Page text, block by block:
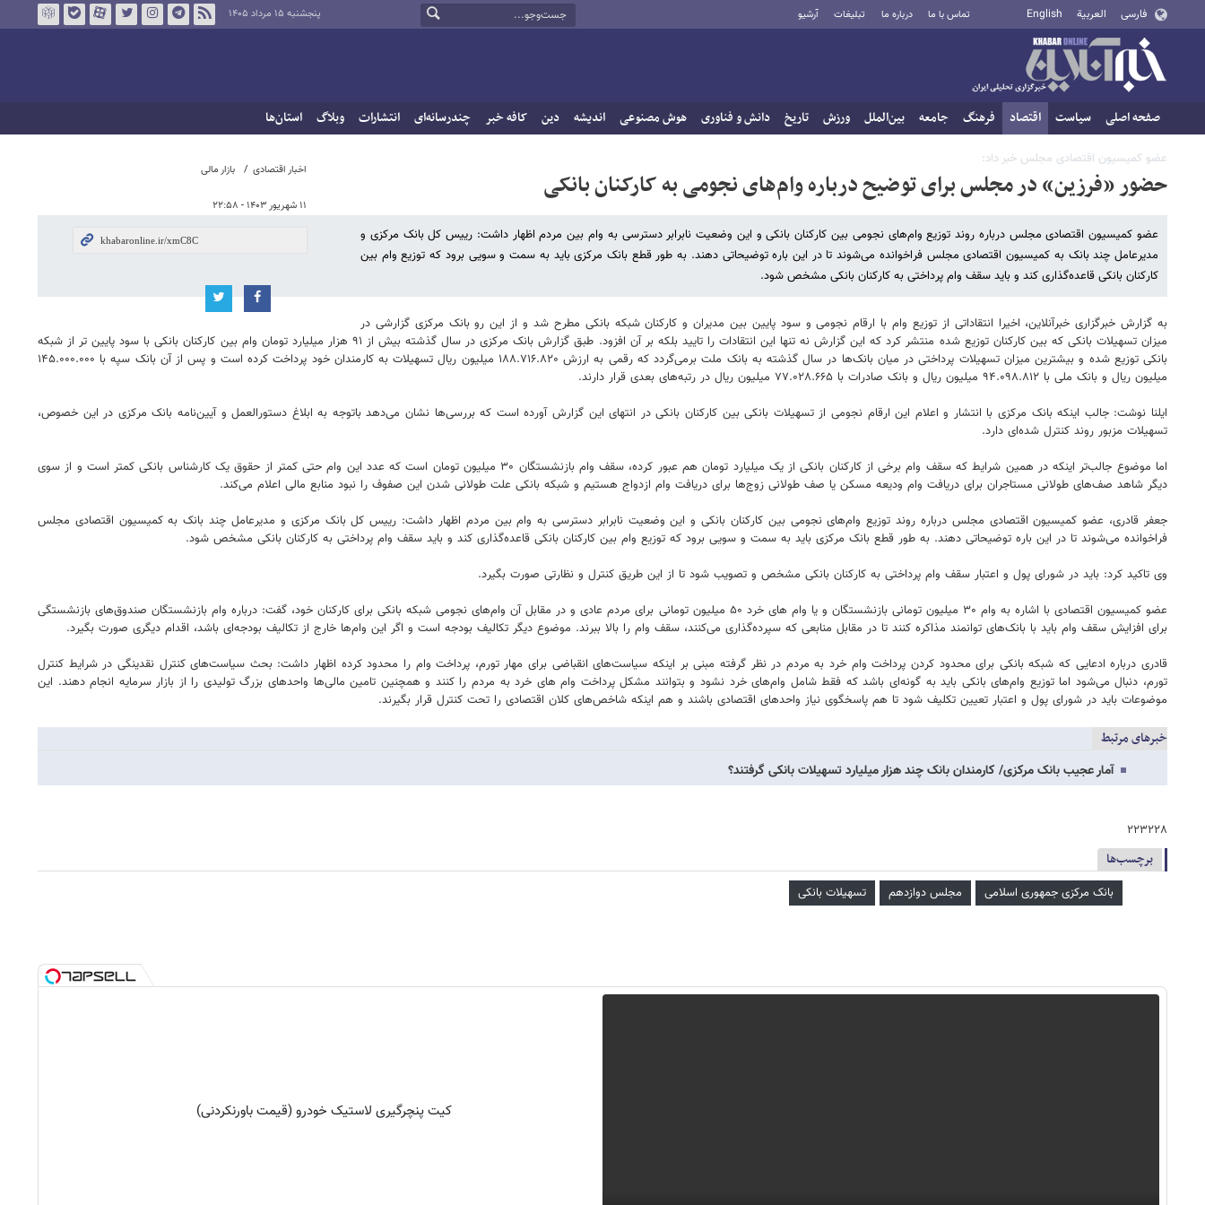
فارسی العربية English تماس با ما درباره ما تبلیغات آرشیو پنجشنبه ۱۵ مرداد ۱۴۰۵
صفحه اصلی سیاست اقتصاد فرهنگ جامعه بین‌الملل ورزش تاریخ دانش و فناوری هوش مصنوعی اندیشه دین کافه خبر چندرسانه‌ای انتشارات وبلاگ استان‌ها
اخبار اقتصادی بازار مالی
۱۱ شهریور ۱۴۰۳ - ۲۲:۵۸
عضو کمیسیون اقتصادی مجلس خبر داد:
حضور «فرزین» در مجلس برای توضیح درباره وام‌های نجومی به کارکنان بانکی
عضو کمیسیون اقتصادی مجلس درباره روند توزیع وام‌های نجومی بین کارکنان بانکی و این وضعیت نابرابر دسترسی به وام بین مردم اظهار داشت: رییس کل بانک مرکزی و
مدیرعامل چند بانک به کمیسیون اقتصادی مجلس فراخوانده می‌شوند تا در این باره توضیحاتی دهند. به طور قطع بانک مرکزی باید به سمت و سویی برود که توزیع وام بین
کارکنان بانکی قاعده‌گذاری کند و باید سقف وام پرداختی به کارکنان بانکی مشخص شود.
به گزارش خبرگزاری خبرآنلاین، اخیرا انتقاداتی از توزیع وام با ارقام نجومی و سود پایین بین مدیران و کارکنان شبکه بانکی مطرح شد و از این رو بانک مرکزی گزارشی در
میزان تسهیلات بانکی که بین کارکنان توزیع شده منتشر کرد که این گزارش نه تنها این انتقادات را تایید بلکه بر آن افزود. طبق گزارش بانک مرکزی در سال گذشته بیش از ۹۱ هزار میلیارد تومان وام بین کارکنان بانکی با سود پایین تر از شبکه
بانکی توزیع شده و بیشترین میزان تسهیلات پرداختی در میان بانک‌ها در سال گذشته به بانک ملت برمی‌گردد که رقمی به ارزش ۱۸۸.۷۱۶.۸۲۰ میلیون ریال تسهیلات به کارمندان خود پرداخت کرده است و پس از آن بانک سپه با ۱۴۵.۰۰۰.۰۰۰
میلیون ریال و بانک ملی با ۹۴.۰۹۸.۸۱۲ میلیون ریال و بانک صادرات با ۷۷.۰۲۸.۶۶۵ میلیون ریال در رتبه‌های بعدی قرار دارند.
ایلنا نوشت: جالب اینکه بانک مرکزی با انتشار و اعلام این ارقام نجومی از تسهیلات بانکی بین کارکنان بانکی در انتهای این گزارش آورده است که بررسی‌ها نشان می‌دهد باتوجه به ابلاغ دستورالعمل و آیین‌نامه بانک مرکزی در این خصوص،
تسهیلات مزبور روند کنترل شده‌ای دارد.
اما موضوع جالب‌تر اینکه در همین شرایط که سقف وام برخی از کارکنان بانکی از یک میلیارد تومان هم عبور کرده، سقف وام بازنشستگان ۳۰ میلیون تومان است که عدد این وام حتی کمتر از حقوق یک کارشناس بانکی کمتر است و از سوی
دیگر شاهد صف‌های طولانی مستاجران برای دریافت وام ودیعه مسکن یا صف طولانی زوج‌ها برای دریافت وام ازدواج هستیم و شبکه بانکی علت طولانی شدن این صفوف را نبود منابع مالی اعلام می‌کند.
جعفر قادری، عضو کمیسیون اقتصادی مجلس درباره روند توزیع وام‌های نجومی بین کارکنان بانکی و این وضعیت نابرابر دسترسی به وام بین مردم اظهار داشت: رییس کل بانک مرکزی و مدیرعامل چند بانک به کمیسیون اقتصادی مجلس
فراخوانده می‌شوند تا در این باره توضیحاتی دهند. به طور قطع بانک مرکزی باید به سمت و سویی برود که توزیع وام بین کارکنان بانکی قاعده‌گذاری کند و باید سقف وام پرداختی به کارکنان بانکی مشخص شود.
وی تاکید کرد: باید در شورای پول و اعتبار سقف وام پرداختی به کارکنان بانکی مشخص و تصویب شود تا از این طریق کنترل و نظارتی صورت بگیرد.
عضو کمیسیون اقتصادی با اشاره به وام ۳۰ میلیون تومانی بازنشستگان و یا وام های خرد ۵۰ میلیون تومانی برای مردم عادی و در مقابل آن وام‌های نجومی شبکه بانکی برای کارکنان خود، گفت: درباره وام بازنشستگان صندوق‌های بازنشستگی
برای افزایش سقف وام باید با بانک‌های توانمند مذاکره کنند تا در مقابل منابعی که سپرده‌گذاری می‌کنند، سقف وام را بالا ببرند. موضوع دیگر تکالیف بودجه است و اگر این وام‌ها خارج از تکالیف بودجه‌ای باشد، اقدام دیگری صورت بگیرد.
قادری درباره ادعایی که شبکه بانکی برای محدود کردن پرداخت وام خرد به مردم در نظر گرفته مبنی بر اینکه سیاست‌های انقباضی برای مهار تورم،‌ پرداخت وام را محدود کرده اظهار داشت: بحث سیاست‌های کنترل نقدینگی در شرایط کنترل
تورم، دنبال می‌شود اما توزیع وام‌های بانکی باید به گونه‌ای باشد که فقط شامل وام‌های خرد نشود و بتوانند مشکل پرداخت وام های خرد به مردم را کنند و همچنین تامین مالی‌ها واحدهای بزرگ تولیدی را از بازار سرمایه انجام دهند. این
موضوعات باید در شورای پول و اعتبار تعیین تکلیف شود تا هم پاسخگوی نیاز واحدهای اقتصادی باشند و هم اینکه شاخص‌های کلان اقتصادی را تحت کنترل قرار بگیرند.
خبرهای مرتبط
آمار عجیب بانک مرکزی/ کارمندان بانک چند هزار میلیارد تسهیلات بانکی گرفتند؟
۲۲۳۲۲۸
برچسب‌ها
بانک مرکزی جمهوری اسلامی مجلس دوازدهم تسهیلات بانکی
کیت پنچرگیری لاستیک خودرو (قیمت باورنکردنی)